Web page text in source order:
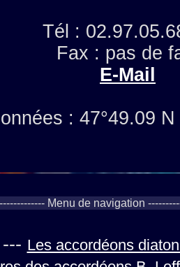
Tél :
Fax : pas de
E-Mail
: 47°49.09
--- Les accordéons